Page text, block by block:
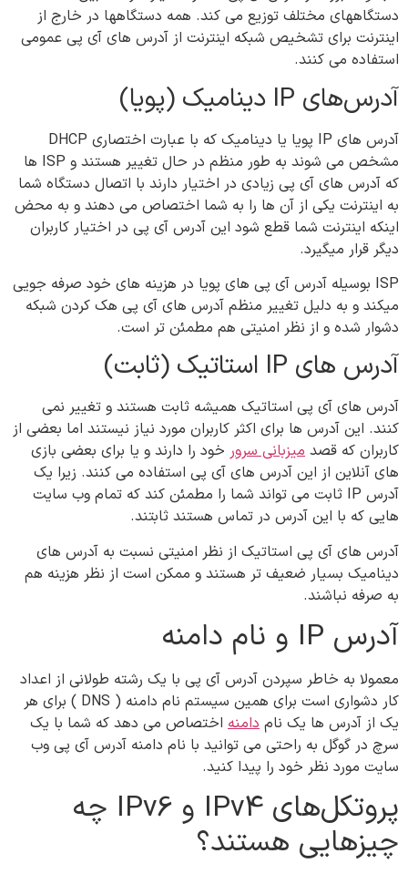
دستگاههای مختلف توزیع می کند. همه دستگاهها در خارج از
اینترنت برای تشخیص شبکه اینترنت از آدرس های آی پی عمومی
استفاده می کنند.
آدرس‌های IP دینامیک (پویا)
آدرس های IP پویا یا دینامیک که با عبارت اختصاری DHCP
مشخص می شوند به طور منظم در حال تغییر هستند و ISP ها
که آدرس های آی پی زیادی در اختیار دارند با اتصال دستگاه شما
به اینترنت یکی از آن ها را به شما اختصاص می دهند و به محض
اینکه اینترنت شما قطع شود این آدرس آی پی در اختیار کاربران
دیگر قرار میگیرد.
ISP بوسیله آدرس آی پی های پویا در هزینه های خود صرفه جویی
میکند و به دلیل تغییر منظم آدرس های آی پی هک کردن شبکه
دشوار شده و از نظر امنیتی هم مطمئن تر است.
آدرس های IP استاتیک (ثابت)
آدرس های آی پی استاتیک همیشه ثابت هستند و تغییر نمی
کنند. این آدرس ها برای اکثر کاربران مورد نیاز نیستند اما بعضی از
کاربران که قصد میزبانی سرور خود را دارند و یا برای بعضی بازی
های آنلاین از این آدرس های آی پی استفاده می کنند. زیرا یک
آدرس IP ثابت می تواند شما را مطمئن کند که تمام وب سایت
هایی که با این آدرس در تماس هستند ثابتند.
آدرس های آی پی استاتیک از نظر امنیتی نسبت به آدرس های
دینامیک بسیار ضعیف تر هستند و ممکن است از نظر هزینه هم
به صرفه نباشند.
آدرس IP و نام دامنه
معمولا به خاطر سپردن آدرس آی پی با یک رشته طولانی از اعداد
کار دشواری است برای همین سیستم نام دامنه ( DNS ) برای هر
یک از آدرس ها یک نام دامنه اختصاص می دهد که شما با یک
سرچ در گوگل به راحتی می توانید با نام دامنه آدرس آی پی وب
سایت مورد نظر خود را پیدا کنید.
پروتکل‌های IPv4 و IPv6 چه
چیزهایی هستند؟